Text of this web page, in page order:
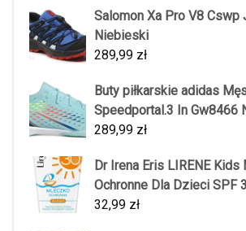
Salomon Xa Pro V8 Cswp
Niebieski
289,99 zł
Buty piłkarskie adidas
Speedportal.3 In Gw8466
289,99 zł
Dr Irena Eris LIRENE
Ochronne Dla Dzieci SPF
32,99 zł